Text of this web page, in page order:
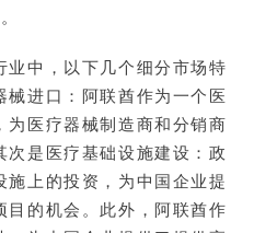
业中，以下几个细分市场特
进口：阿联酋作为一个医
医疗器械制造商和分销商
是医疗基础设施建设：政
施上的投资，为中国企业提
的机会。此外，阿联酋作